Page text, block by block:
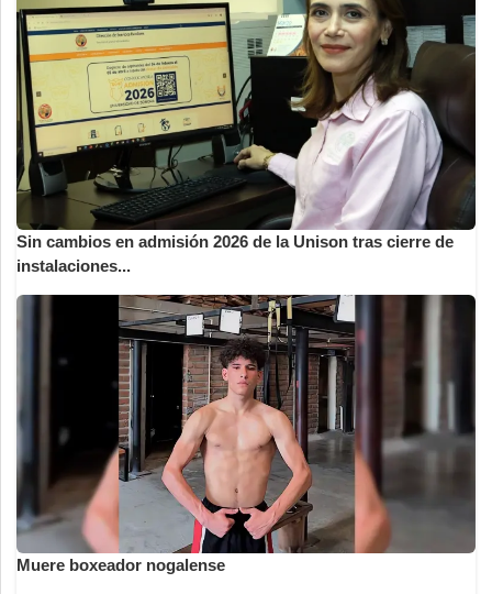
Sin cambios en admisión 2026 de la Unison tras cierre de
instalaciones...
Muere boxeador nogalense